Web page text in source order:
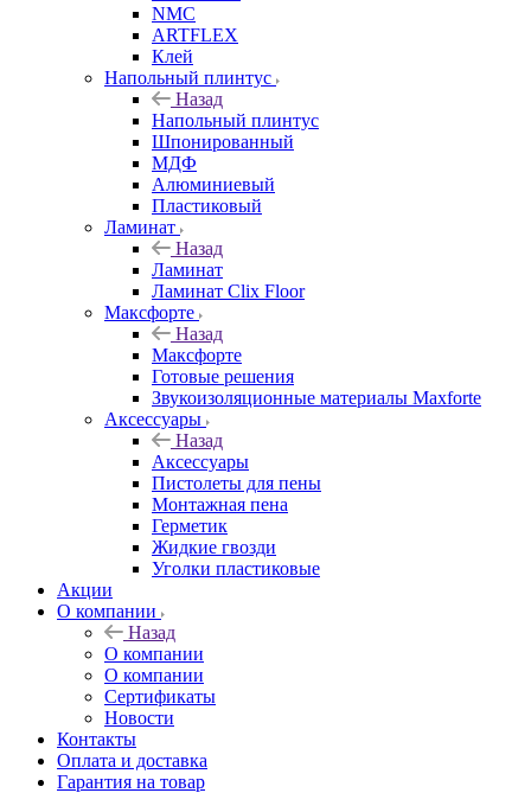
NMC
ARTFLEX
Клей
Напольный плинтус
Назад
Напольный плинтус
Шпонированный
МДФ
Алюминиевый
Пластиковый
Ламинат
Назад
Ламинат
Ламинат Clix Floor
Максфорте
Назад
Максфорте
Готовые решения
Звукоизоляционные материалы Maxforte
Аксессуары
Назад
Аксессуары
Пистолеты для пены
Монтажная пена
Герметик
Жидкие гвозди
Уголки пластиковые
Акции
О компании
Назад
О компании
О компании
Сертификаты
Новости
Контакты
Оплата и доставка
Гарантия на товар